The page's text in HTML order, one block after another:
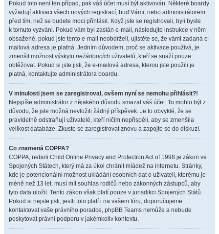
Pokud toto není ten případ, pak váš účet musí být aktivován. Některé boardy
vyžadují aktivaci všech nových registrací, buď Vámi, nebo administrátorem
před tím, než se budete moci přihlásit. Když jste se registrovali, byli byste
k tomuto vyzváni. Pokud vám byl zaslán e-mail, následujte instrukce v něm
obsažené, pokud jste tento e-mail neobdrželi, ujistěte se, že vámi zadaná e-
mailová adresa je platná. Jedním důvodem, proč se aktivace používá, je
zmenšit možnost výskytu nežádoucích uživatelů, kteří se snaží pouze
obtěžovat. Pokud si jste jisti, že e-mailová adresa, kterou jste použili je
platná, kontaktujte administrátora boardu.
V minulosti jsem se zaregistroval, ovšem nyní se nemohu přihlásit?!
Nejspíše administrátor z nějakého důvodu smazal váš účet. To mohlo být z
důvodu, že jste možná nevložili žádný příspěvek. Je to obvyklé, že se
pravidelně odstraňují uživatelé, kteří ničím nepřispěli, aby se zmenšila
velikost databáze. Zkuste se zaregistrovat znovu a zapojte se do diskuzí.
Co znamená COPPA?
COPPA, neboli Child Online Privacy and Protection Act of 1998 je zákon ve
Spojených Státech, který má za úkol chránit mládež na internetu. Stránky,
kde je potencionální možnost ukládání osobních dat o uživateli, kterému je
méně než 13 let, musí mít souhlas rodičů nebo zákonných zástupců, aby
tyto data uložil. Tento zákon však platí pouze v jurisdikci Spojených Států.
Pokud si nejste jisti, jestli toto platí i na vašem fóru, doporučujeme
kontaktovat vaše právního poradce, phpBB Teams nemůže a nebude
poskytovat právni podporu v jakémkoliv kontextu.